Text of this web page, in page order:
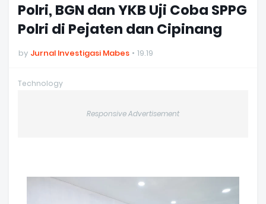
Polri, BGN dan YKB Uji Coba SPPG
Polri di Pejaten dan Cipinang
by Jurnal Investigasi Mabes 19.19
Technology
Responsive Advertisement